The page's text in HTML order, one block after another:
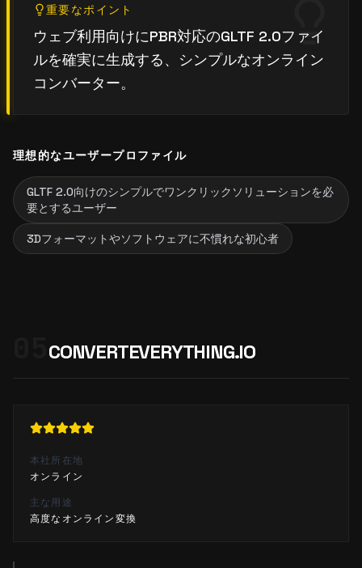
重要なポイント
ウェブ利用向けにPBR対応のGLTF 2.0ファイ
ルを確実に生成する、シンプルなオンライン
コンバーター。
理想的なユーザープロファイル
GLTF 2.0向けのシンプルでワンクリックソリューションを必
要とするユーザー
3Dフォーマットやソフトウェアに不慣れな初心者
CONVERTEVERYTHING.IO
本社所在地
オンライン
主な用途
高度なオンライン変換